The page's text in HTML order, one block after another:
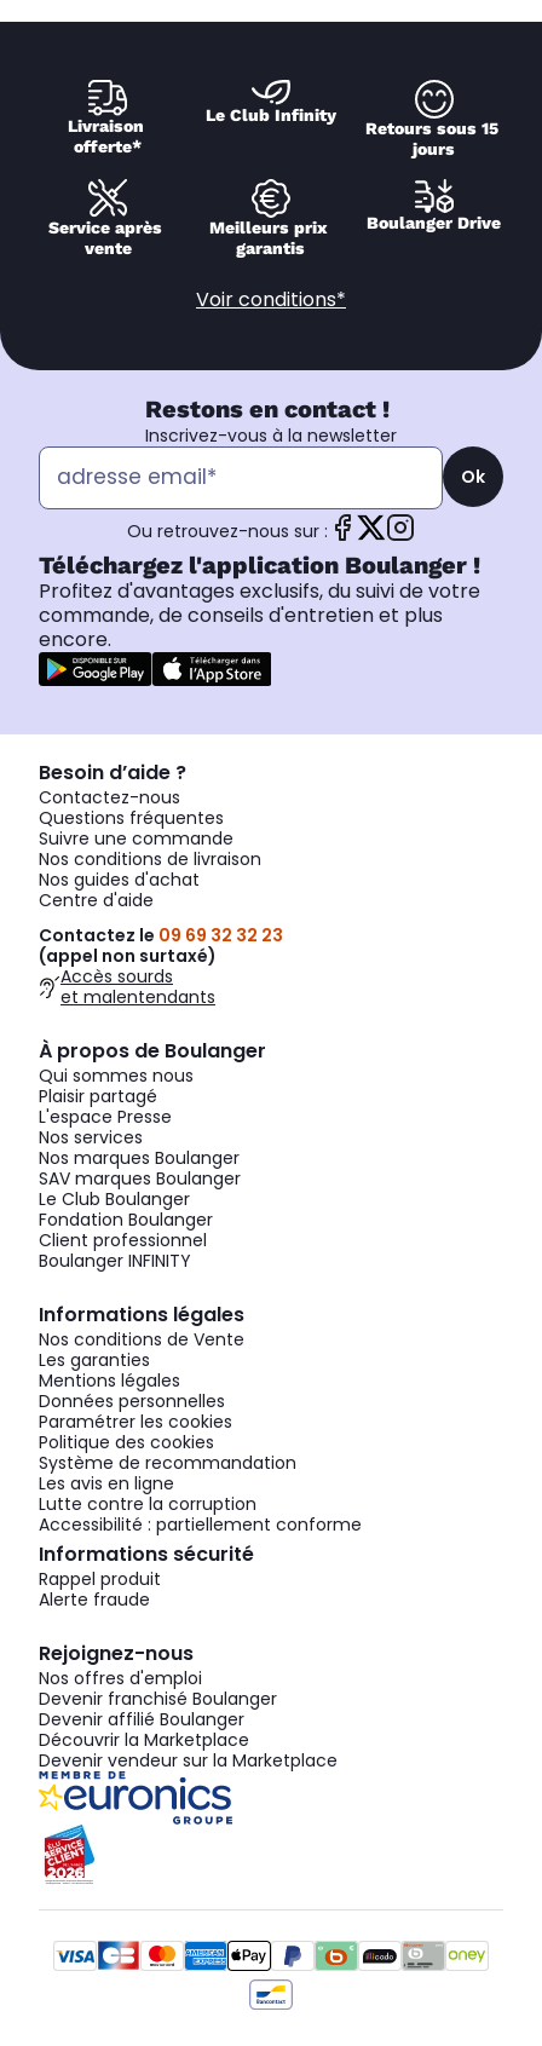
Livraison
offerte*
Le Club Infinity
Retours sous 15
jours
Service après
vente
Meilleurs prix
garantis
Boulanger Drive
Voir conditions*
Restons en contact !
Inscrivez-vous à la newsletter
Ok
Ou retrouvez-nous sur :
Téléchargez l'application Boulanger !
Profitez d'avantages exclusifs, du suivi de votre
commande, de conseils d'entretien et plus
encore.
Besoin d’aide ?
Contactez-nous
Questions fréquentes
Suivre une commande
Nos conditions de livraison
Nos guides d'achat
Centre d'aide
Contactez le 09 69 32 32 23
(appel non surtaxé)
Accès sourds
et malentendants
À propos de Boulanger
Qui sommes nous
Plaisir partagé
L'espace Presse
Nos services
Nos marques Boulanger
SAV marques Boulanger
Le Club Boulanger
Fondation Boulanger
Client professionnel
Boulanger INFINITY
Informations légales
Nos conditions de Vente
Les garanties
Mentions légales
Données personnelles
Paramétrer les cookies
Politique des cookies
Système de recommandation
Les avis en ligne
Lutte contre la corruption
Accessibilité : partiellement conforme
Informations sécurité
Rappel produit
Alerte fraude
Rejoignez-nous
Nos offres d'emploi
Devenir franchisé Boulanger
Devenir affilié Boulanger
Découvrir la Marketplace
Devenir vendeur sur la Marketplace